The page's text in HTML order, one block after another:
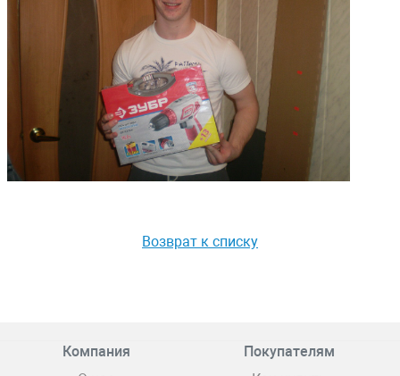
Возврат к списку
Компания
Покупателям